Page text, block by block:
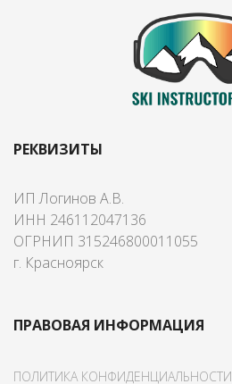
РЕКВИЗИТЫ
ИП Логинов А.В.
ИНН 246112047136
ОГРНИП 315246800011055
г. Красноярск
ПРАВОВАЯ ИНФОРМАЦИЯ
ПОЛИТИКА КОНФИДЕНЦИАЛЬНОСТИ